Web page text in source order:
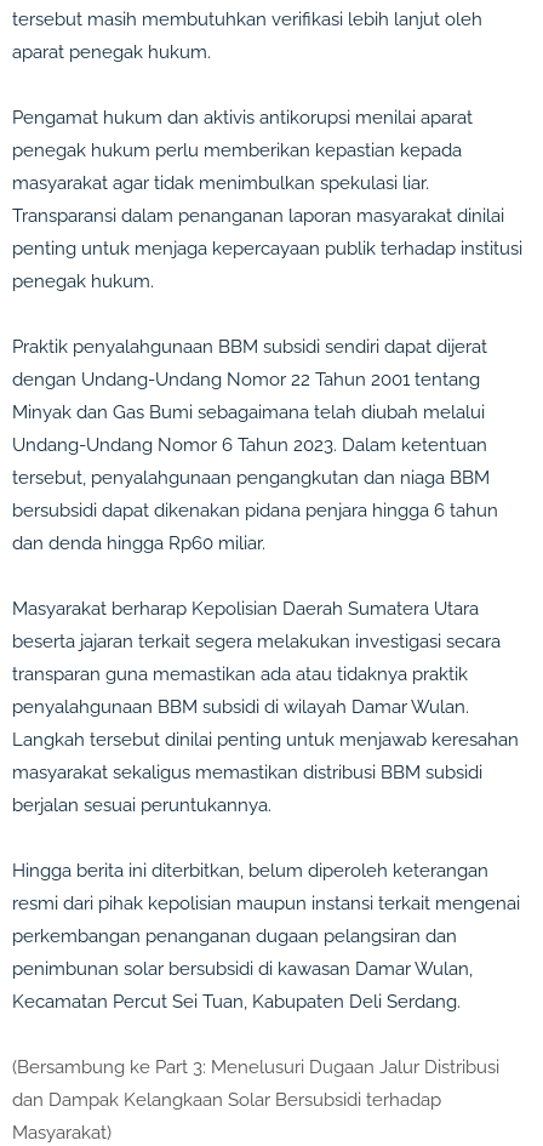
tersebut masih membutuhkan verifikasi lebih lanjut oleh
aparat penegak hukum.
Pengamat hukum dan aktivis antikorupsi menilai aparat
penegak hukum perlu memberikan kepastian kepada
masyarakat agar tidak menimbulkan spekulasi liar.
Transparansi dalam penanganan laporan masyarakat dinilai
penting untuk menjaga kepercayaan publik terhadap institusi
penegak hukum.
Praktik penyalahgunaan BBM subsidi sendiri dapat dijerat
dengan Undang-Undang Nomor 22 Tahun 2001 tentang
Minyak dan Gas Bumi sebagaimana telah diubah melalui
Undang-Undang Nomor 6 Tahun 2023. Dalam ketentuan
tersebut, penyalahgunaan pengangkutan dan niaga BBM
bersubsidi dapat dikenakan pidana penjara hingga 6 tahun
dan denda hingga Rp60 miliar.
Masyarakat berharap Kepolisian Daerah Sumatera Utara
beserta jajaran terkait segera melakukan investigasi secara
transparan guna memastikan ada atau tidaknya praktik
penyalahgunaan BBM subsidi di wilayah Damar Wulan.
Langkah tersebut dinilai penting untuk menjawab keresahan
masyarakat sekaligus memastikan distribusi BBM subsidi
berjalan sesuai peruntukannya.
Hingga berita ini diterbitkan, belum diperoleh keterangan
resmi dari pihak kepolisian maupun instansi terkait mengenai
perkembangan penanganan dugaan pelangsiran dan
penimbunan solar bersubsidi di kawasan Damar Wulan,
Kecamatan Percut Sei Tuan, Kabupaten Deli Serdang.
(Bersambung ke Part 3: Menelusuri Dugaan Jalur Distribusi
dan Dampak Kelangkaan Solar Bersubsidi terhadap
Masyarakat)